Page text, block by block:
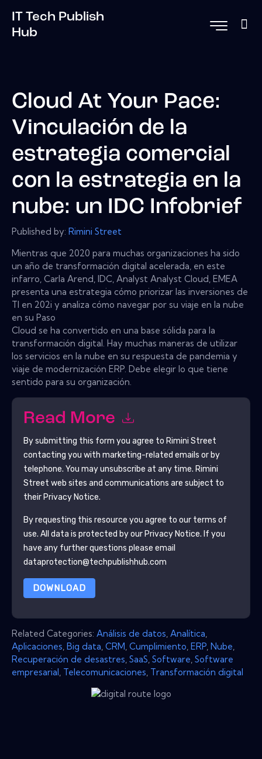
IT Tech Publish
Hub
Cloud At Your Pace:
Vinculación de la
estrategia comercial
con la estrategia en la
nube: un IDC Infobrief
Published by: Rimini Street
Mientras que 2020 para muchas organizaciones ha sido
un año de transformación digital acelerada, en este
infarro, Carla Arend, IDC, Analyst Analyst Cloud, EMEA
presenta una estrategia cómo priorizar las inversiones de
TI en 202i y analiza cómo navegar por su viaje en la nube
en su Paso
Cloud se ha convertido en una base sólida para la
transformación digital. Hay muchas maneras de utilizar
los servicios en la nube en su respuesta de pandemia y
viaje de modernización ERP. Debe elegir lo que tiene
sentido para su organización.
Read More
By submitting this form you agree to Rimini Street
contacting you with marketing-related emails or by
telephone. You may unsubscribe at any time. Rimini
Street web sites and communications are subject to
their Privacy Notice.
By requesting this resource you agree to our terms of
use. All data is protected by our Privacy Notice. If you
have any further questions please email
dataprotection@techpublishhub.com
DOWNLOAD
Related Categories: Análisis de datos Analítica
Aplicaciones Big data CRM Cumplimiento ERP Nube
Recuperación de desastres SaaS Software Software
empresarial Telecomunicaciones Transformación digital